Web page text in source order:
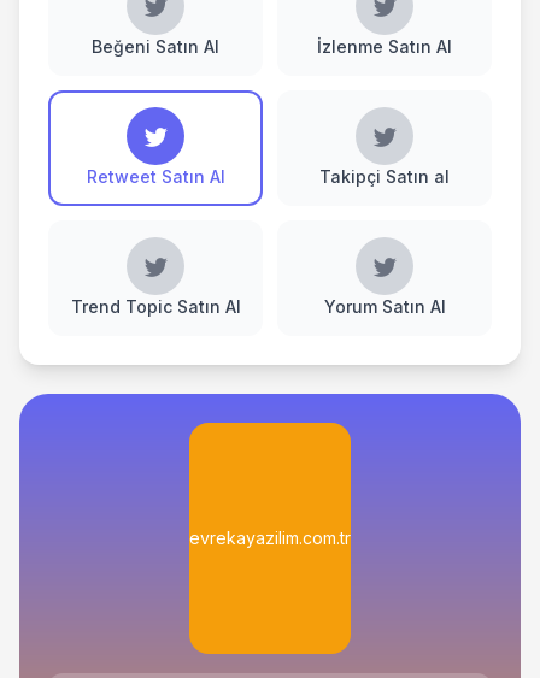
Beğeni Satın Al İzlenme Satın Al
Retweet Satın Al Takipçi Satın al
Trend Topic Satın Al Yorum Satın Al
evrekayazilim.com.tr